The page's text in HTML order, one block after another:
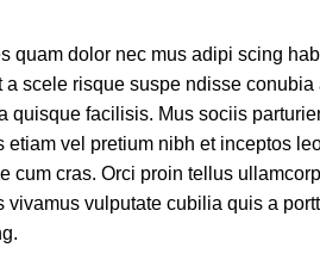
quam dolor nec mus adipi scing
scele risque suspe ndisse conubia
quisque facilisis. Mus sociis
etiam vel pretium nibh et inceptos
cum cras. Orci proin tellus
vulputate cubilia quis a